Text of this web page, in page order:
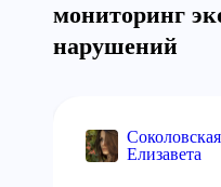
мониторинг
нарушений
Соколовская
Елизавета